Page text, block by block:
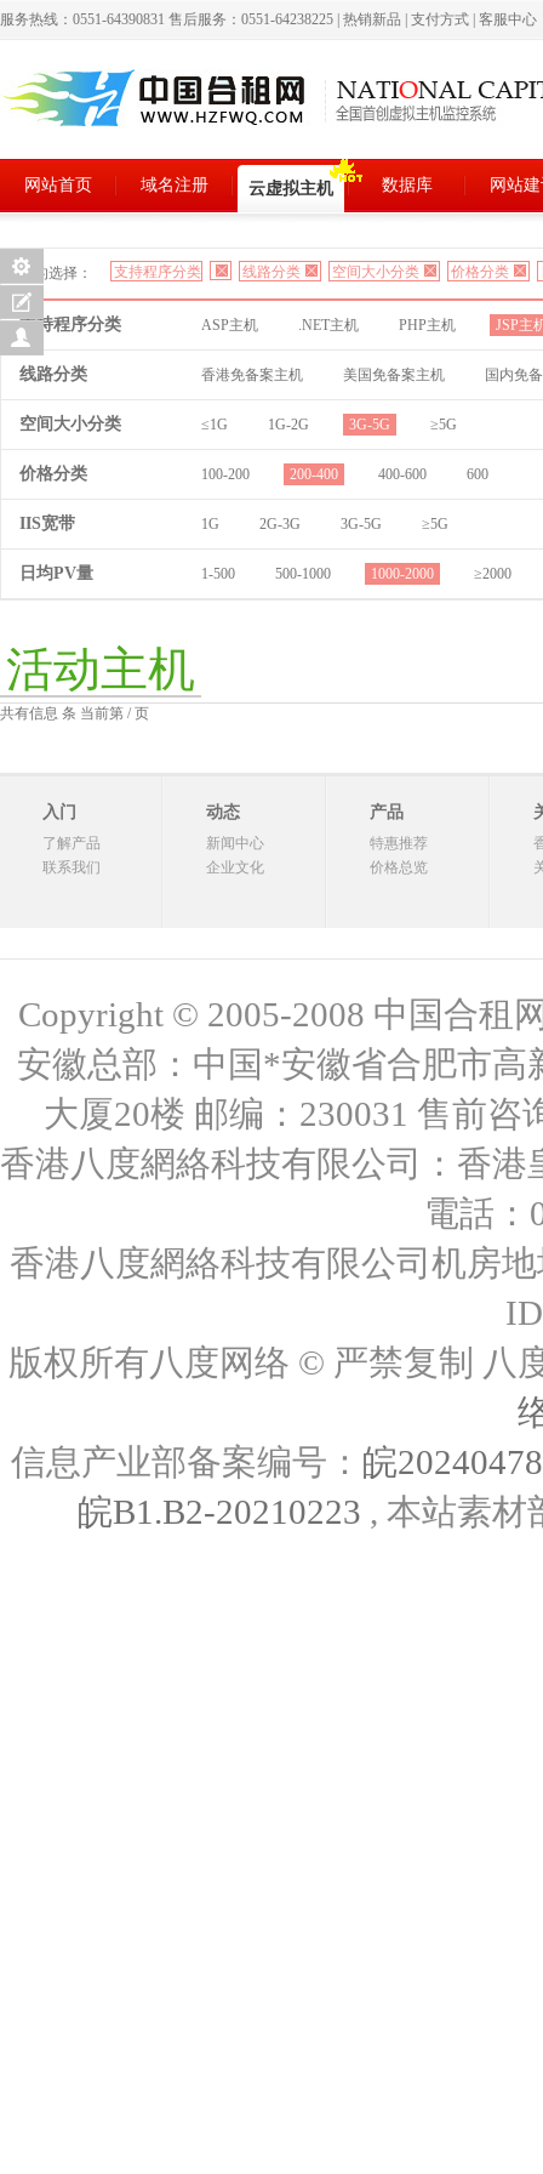
服务热线：0551-64390831 售后服务：0551-64238225 热销新品 支付方式 客服中心
网站首页 域名注册 云虚拟主机 数据库 网站
您的选择： 支持程序分类 线路分类 空间大小分类 价格分类
支持程序分类 ASP主机 .NET主机 PHP主机 JSP主
线路分类 香港免备案主机 美国免备案主机 国内免
空间大小分类 ≤1G 1G-2G 3G-5G ≥5G
价格分类 100-200 200-400 400-600 600
IIS宽带 1G 2G-3G 3G-5G ≥5G
日均PV量 1-500 500-1000 1000-2000 ≥2000
活动主机
共有信息 条 当前第 / 页
入门
了解产品
联系我们
动态
新闻中心
企业文化
产品
特惠推荐
价格总览
Copyright © 2005-2008 中国合租
安徽总部：中国*安徽省合肥市
大厦20楼 邮编：230031 售前咨
香港八度網絡科技有限公司：香
電話：
香港八度網絡科技有限公司机房
版权所有八度网络 © 严禁复制
信息产业部备案编号： 皖
皖B1.B2-20210223 , 本站素材